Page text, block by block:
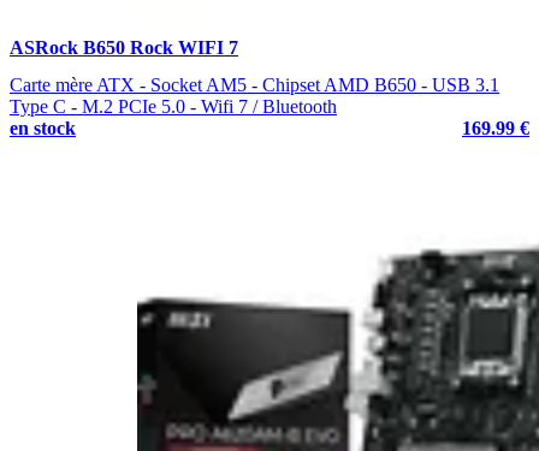
ASRock B650 Rock WIFI 7
Carte mère ATX - Socket AM5 - Chipset AMD B650 - USB 3.1
Type C - M.2 PCIe 5.0 - Wifi 7 / Bluetooth
en stock
169.99 €